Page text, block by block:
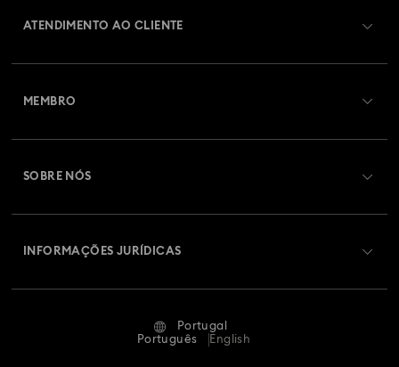
ATENDIMENTO AO CLIENTE
Devoluções e Troca
Estado Da Reparação
MEMBRO
SOBRE NÓS
INFORMAÇÕES JURÍDICAS
Termos e Condições
Portugal
Português
English